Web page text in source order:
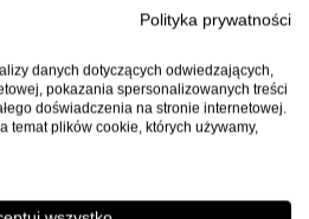
120x120x0,6 Płytka
Polityka prywatności
danych dotyczących odwiedzających,
pokazania spersonalizowanych treści
doświadczenia na stronie internetowej.
temat plików cookie, których używamy,